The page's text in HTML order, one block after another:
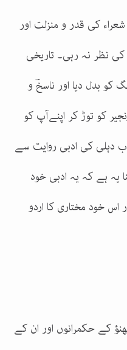
کی قدر و منزلت اور
کی نظر نہ رہی۔ تاریخی
کو بدل دیا اور ناسخؔ و
کو توڑ کر اپنےآپ کو
دہلی کی ادبی روایت سے
یہ ہے کہ یہ ادبی خود
خود مختاری کا اردو
کے حکمرانوں اور ان کے